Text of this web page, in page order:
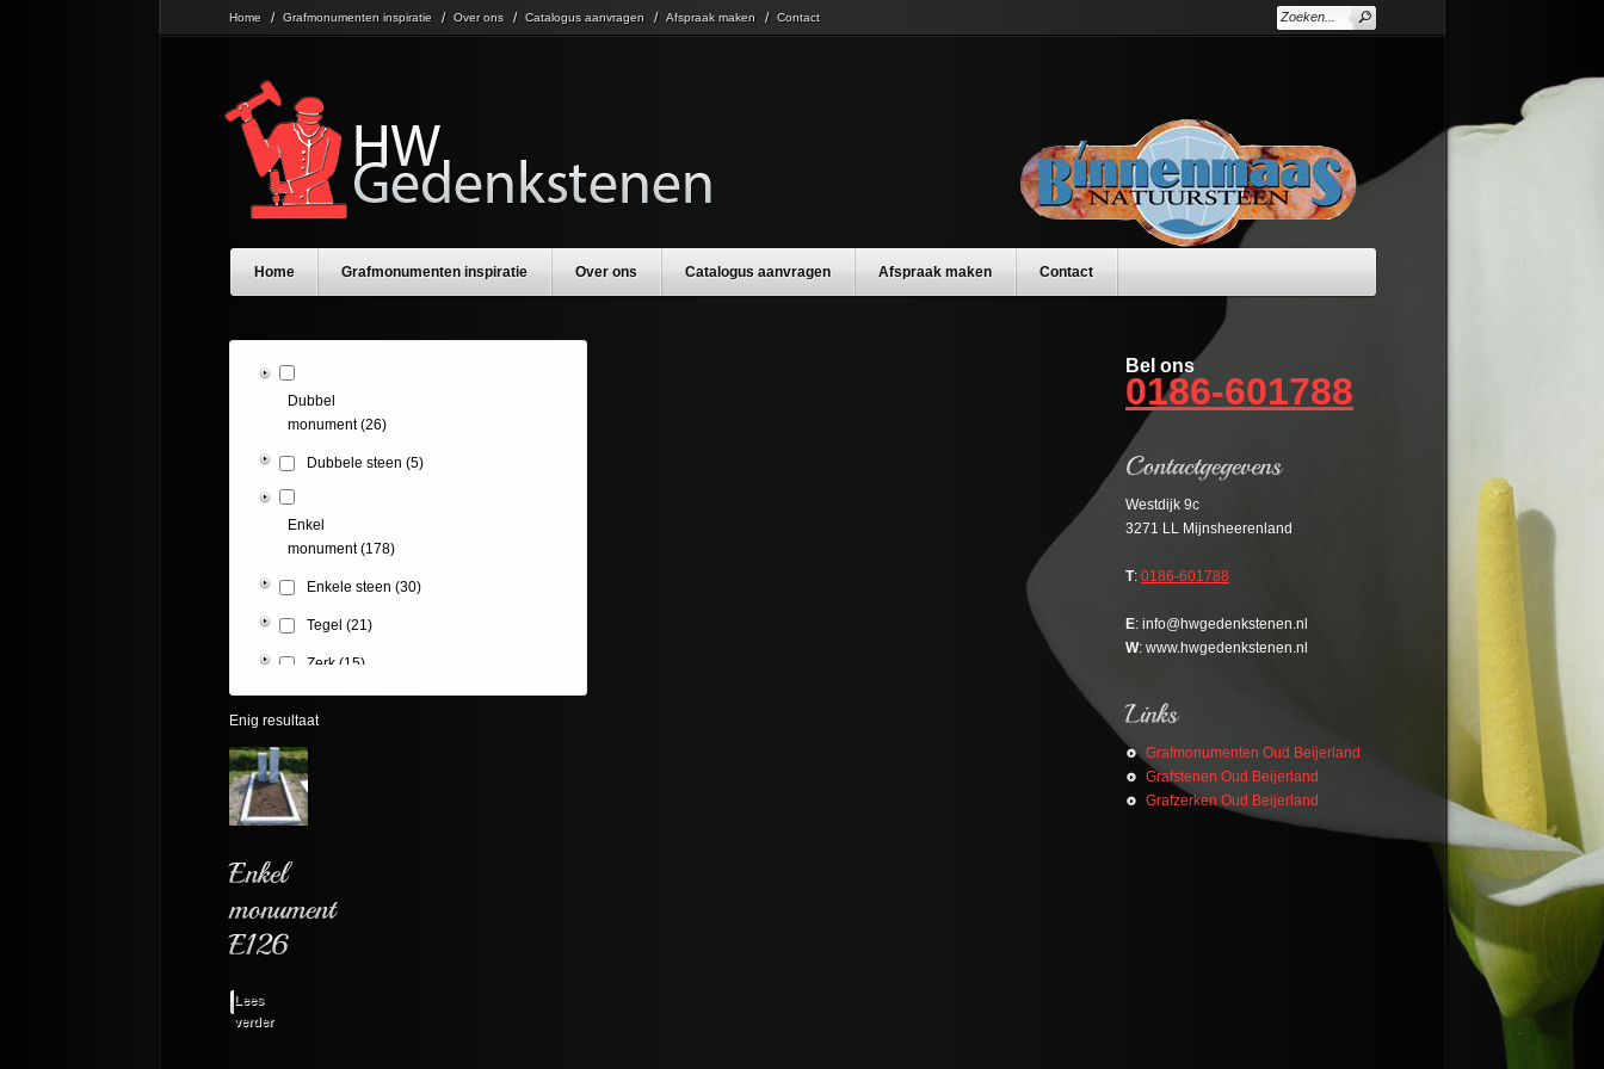
Home Grafmonumenten inspiratie Over ons Catalogus aanvragen Afspraak maken Contact
Home Grafmonumenten inspiratie Over ons Catalogus aanvragen Afspraak maken Contact
Dubbel
monument (26)
Dubbele steen (5)
Enkel
monument (178)
Enkele steen (30)
Tegel (21)
Zerk (15)
Enig resultaat
Lees
verder
Bel ons
0186-601788
Westdijk 9c
3271 LL Mijnsheerenland
T: 0186-601788
E: info@hwgedenkstenen.nl
W: www.hwgedenkstenen.nl
Grafmonumenten Oud Beijerland
Grafstenen Oud Beijerland
Grafzerken Oud Beijerland